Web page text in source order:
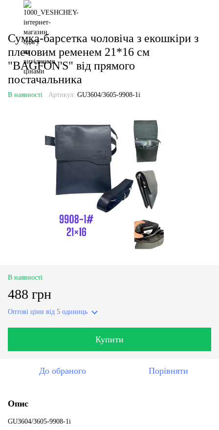
Сумка-барсетка чоловіча з екошкіри з
плечовим ременем 21*16 см
"BAGFON'S" від прямого
постачальника
В наявності Артикул: GU3604/3605-9908-1i
В наявності
488 грн
Оптові ціни від 5 одиниць
Купити
До обраного Порівняти
Опис
GU3604/3605-9908-1i